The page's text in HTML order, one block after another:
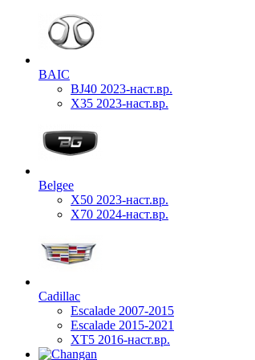
BAIC
BJ40 2023-наст.вр.
X35 2023-наст.вр.
Belgee
X50 2023-наст.вр.
X70 2024-наст.вр.
Cadillac
Escalade 2007-2015
Escalade 2015-2021
XT5 2016-наст.вр.